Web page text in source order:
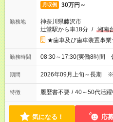
月収例 30万円～
勤務地
神奈川県藤沢市
辻堂駅から車18分 / 湘南
★歯車及び歯車装置事
勤務時間 08:30～17:30(実働8時間
期間 2026年09月上旬～長期
特徴 履歴書不要 / 40～50代活躍
気になる！ 応